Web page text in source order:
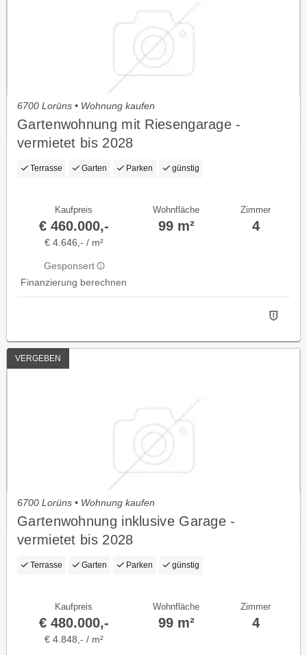
6700 Lorüns • Wohnung kaufen
Gartenwohnung mit Riesengarage -
vermietet bis 2028
Terrasse Garten Parken günstig
Kaufpreis
€ 460.000,-
€ 4.646,- / m²
Gesponsert
Finanzierung berechnen
Wohnfläche
99 m²
Zimmer
4
VERGEBEN
6700 Lorüns • Wohnung kaufen
Gartenwohnung inklusive Garage -
vermietet bis 2028
Terrasse Garten Parken günstig
Kaufpreis
€ 480.000,-
€ 4.848,- / m²
Wohnfläche
99 m²
Zimmer
4